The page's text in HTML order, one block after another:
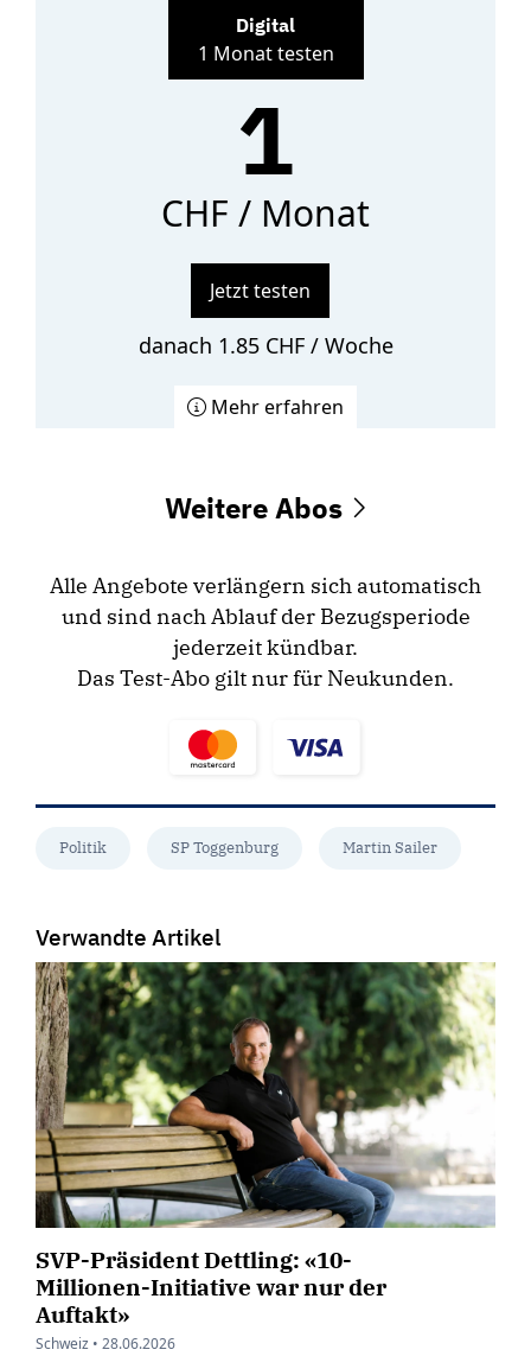
Digital
1 Monat testen
1
CHF / Monat
Jetzt testen
danach 1.85 CHF / Woche
Mehr erfahren
Weitere Abos
Alle Angebote verlängern sich automatisch
und sind nach Ablauf der Bezugsperiode
jederzeit kündbar.
Das Test-Abo gilt nur für Neukunden.
Politik SP Toggenburg Martin Sailer
Verwandte Artikel
SVP-Präsident Dettling: «10-
Millionen-Initiative war nur der
Auftakt»
Schweiz • 28.06.2026